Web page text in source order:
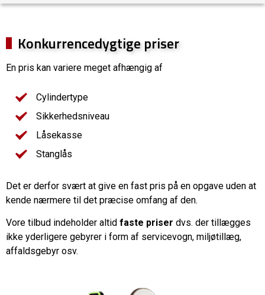
Konkurrencedygtige priser
En pris kan variere meget afhængig af
Cylindertype
Sikkerhedsniveau
Låsekasse
Stanglås
Det er derfor svært at give en fast pris på en opgave uden at
kende nærmere til det præcise omfang af den.
Vore tilbud indeholder altid faste priser dvs. der tillægges
ikke yderligere gebyrer i form af servicevogn, miljøtillæg,
affaldsgebyr osv.